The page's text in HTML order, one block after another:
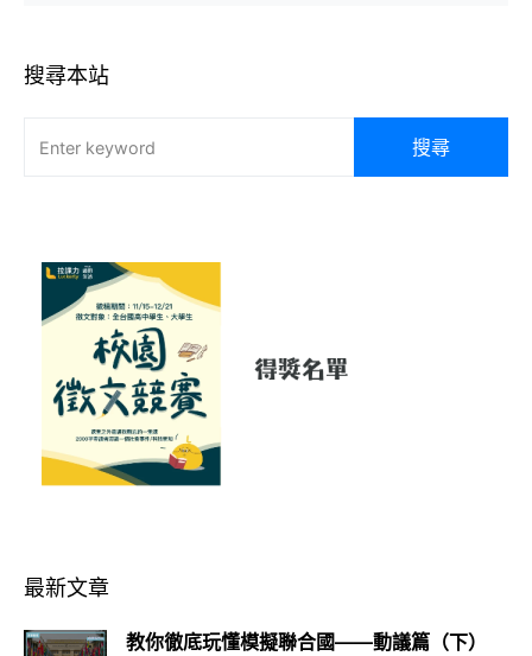
搜尋本站
搜尋
最新文章
教你徹底玩懂模擬聯合國——動議篇（下）